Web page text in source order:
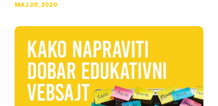
MAJ 20, 2020